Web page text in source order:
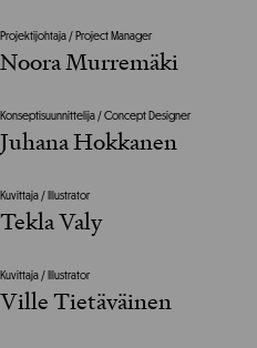
Projektijohtaja / Project Manager
Noora Murremäki
Konseptisuunnittelija / Concept Designer
Juhana Hokkanen
Kuvittaja / Illustrator
Tekla Valy
Kuvittaja / Illustrator
Ville Tietäväinen